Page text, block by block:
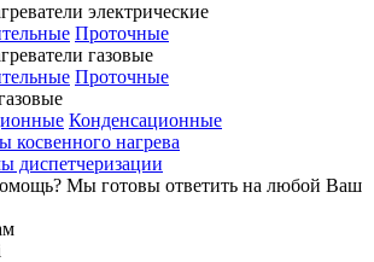
электрические
Проточные
газовые
Проточные
Конденсационные
косвенного нагрева
диспетчеризации
Мы готовы ответить на любой Ваш